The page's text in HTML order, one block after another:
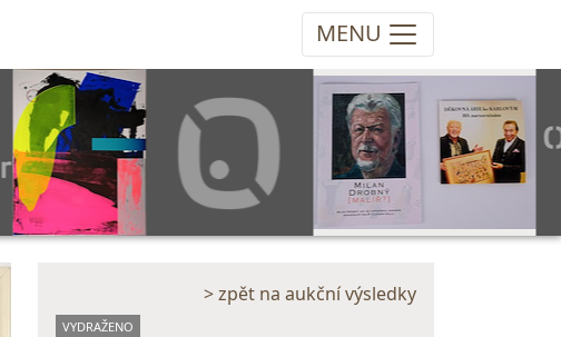
MENU
> zpět na aukční výsledky
VYDRAŽENO